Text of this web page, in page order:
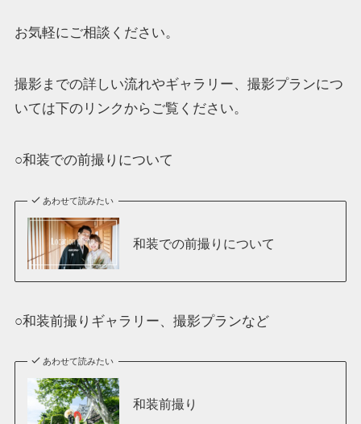
お気軽にご相談ください。
撮影までの詳しい流れやギャラリー、撮影プランにつ
いては下のリンクからご覧ください。
○和装での前撮りについて
あわせて読みたい
和装での前撮りについて
○和装前撮りギャラリー、撮影プランなど
あわせて読みたい
和装前撮り